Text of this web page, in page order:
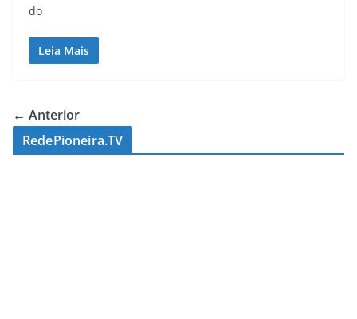
do
Leia Mais
← Anterior
RedePioneira.TV